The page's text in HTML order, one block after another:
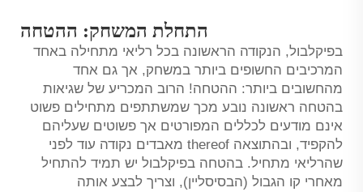
התחלת המשחק: ההטחה
בפיקלבול, הנקודה הראשונה בכל רליאי מתחילה באחד
המרכיבים החשופים ביותר במשחק, אך גם אחד
מהחשובים ביותר: ההטחה! הרוב המכריע של שגיאות
בהטחה ראשונה נובע מכך שמשתתפים מתחילים פשוט
אינם מודעים לכללים המפורטים אך פשוטים שעליהם
להקפיד, ובהתוצאה thereof מאבדים נקודה עוד לפני
שהרליאי מתחיל. בהטחה בפיקלבול יש תמיד להתחיל
מאחרי קו הגבול (הבסיסליין), וצריך לבצע אותה